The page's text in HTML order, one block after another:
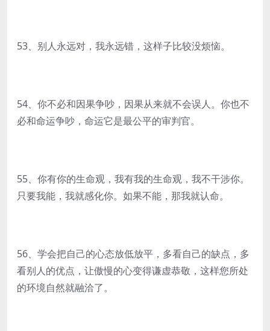
53、别人永远对，我永远错，这样子比较没烦恼。
54、你不必和因果争吵，因果从来就不会误人。你也不
必和命运争吵，命运它是最公平的审判官。
55、你有你的生命观，我有我的生命观，我不干涉你。
只要我能，我就感化你。如果不能，那我就认命。
56、学会把自己的心态放低放平，多看自己的缺点，多
看别人的优点，让傲慢的心变得谦虚恭敬，这样您所处
的环境自然就融洽了。